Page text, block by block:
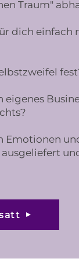
Traum"
dich einfach
Emotionen